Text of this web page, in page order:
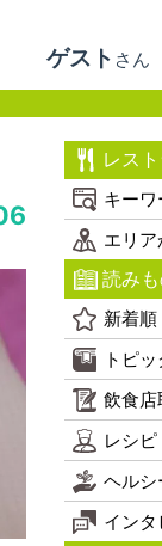
ゲスト さん
レス
キー
エリ
読み
新着順
トピ
飲食店
レシピ
ヘル
インタ